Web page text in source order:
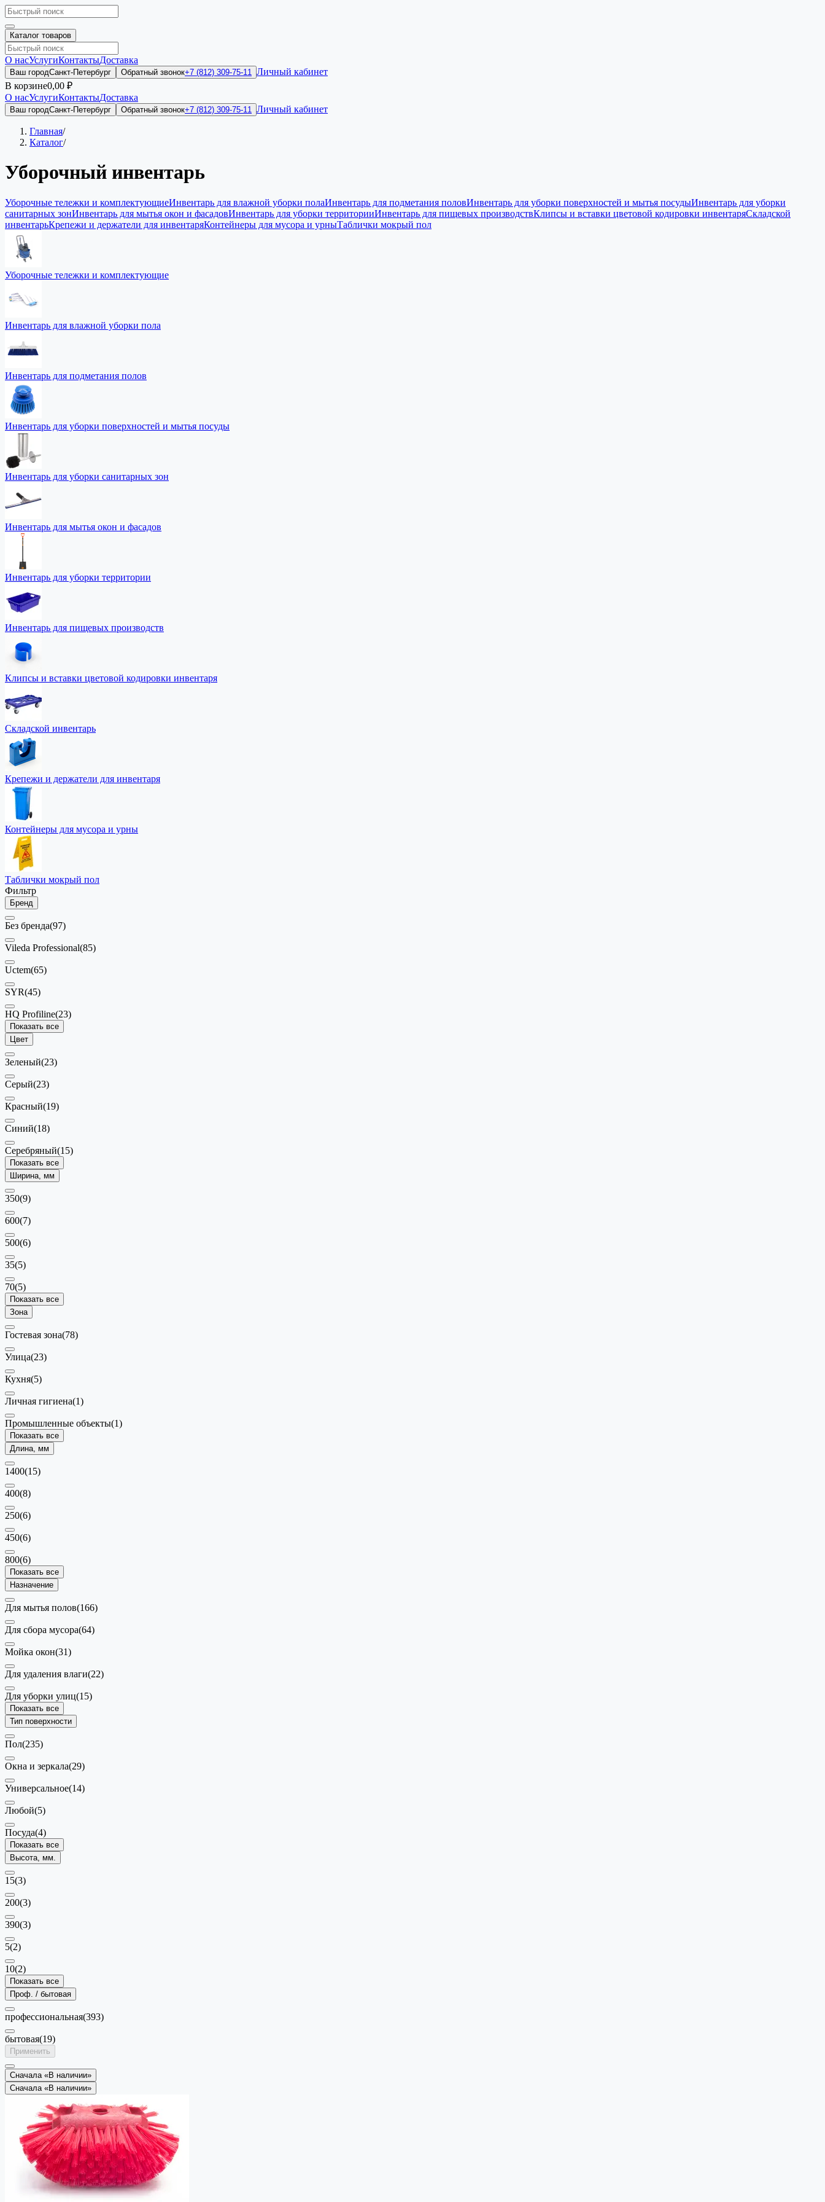
Каталог товаров
О насУслугиКонтактыДоставка
Ваш городСанкт-Петербург Обратный звонок+7 (812) 309-75-11 Личный кабинет
В корзине0,00 ₽
О насУслугиКонтактыДоставка
Ваш городСанкт-Петербург Обратный звонок+7 (812) 309-75-11 Личный кабинет
Главная/
Каталог/
Уборочный инвентарь
Уборочные тележки и комплектующиеИнвентарь для влажной уборки полаИнвентарь для подметания половИнвентарь для уборки поверхностей и мытья посудыИнвентарь для уборки
санитарных зонИнвентарь для мытья окон и фасадовИнвентарь для уборки территорииИнвентарь для пищевых производствКлипсы и вставки цветовой кодировки инвентаряСкладской
инвентарьКрепежи и держатели для инвентаряКонтейнеры для мусора и урныТаблички мокрый пол
Уборочные тележки и комплектующие
Инвентарь для влажной уборки пола
Инвентарь для подметания полов
Инвентарь для уборки поверхностей и мытья посуды
Инвентарь для уборки санитарных зон
Инвентарь для мытья окон и фасадов
Инвентарь для уборки территории
Инвентарь для пищевых производств
Клипсы и вставки цветовой кодировки инвентаря
Складской инвентарь
Крепежи и держатели для инвентаря
Контейнеры для мусора и урны
Таблички мокрый пол
Фильтр
Бренд
Без бренда(97)
Vileda Professional(85)
Uctem(65)
SYR(45)
HQ Profiline(23)
Показать все
Цвет
Зеленый(23)
Серый(23)
Красный(19)
Синий(18)
Серебряный(15)
Показать все
Ширина, мм
350(9)
600(7)
500(6)
35(5)
70(5)
Показать все
Зона
Гостевая зона(78)
Улица(23)
Кухня(5)
Личная гигиена(1)
Промышленные объекты(1)
Показать все
Длина, мм
1400(15)
400(8)
250(6)
450(6)
800(6)
Показать все
Назначение
Для мытья полов(166)
Для сбора мусора(64)
Мойка окон(31)
Для удаления влаги(22)
Для уборки улиц(15)
Показать все
Тип поверхности
Пол(235)
Окна и зеркала(29)
Универсальное(14)
Любой(5)
Посуда(4)
Показать все
Высота, мм.
15(3)
200(3)
390(3)
5(2)
10(2)
Показать все
Проф. / бытовая
профессиональная(393)
бытовая(19)
Применить
Сначала «В наличии»
Сначала «В наличии»